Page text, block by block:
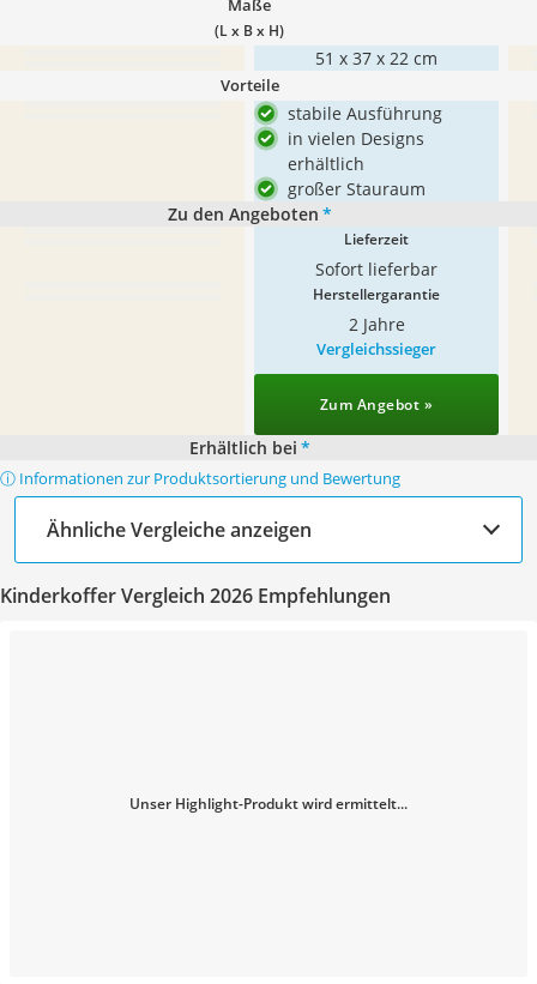
Maße
(L x B x H)
51 x 37 x 22 cm
Vorteile
stabile Ausführung
in vielen Designs
erhältlich
großer Stauraum
Zu den Angeboten *
Lieferzeit
Sofort lieferbar
Herstellergarantie
2 Jahre
Vergleichssieger
Zum Angebot »
Erhältlich bei *
ⓘ Informationen zur Produktsortierung und Bewertung
Ähnliche Vergleiche anzeigen
Kinderkoffer Vergleich 2026 Empfehlungen
Unser Highlight-Produkt wird ermittelt...